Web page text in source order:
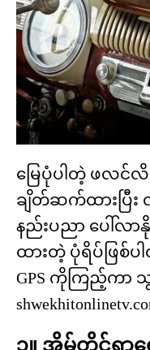
မြေပုံပါတဲ့ ဖလင်
ချိတ်ဆက်ထားပြီး
နည်းပညာ ပေါ်လာ
ထားတဲ့ ပုံရိပ်ဖြစ်
GPS ကိုကြည့်ကာ သွ
၃။ အိမ်တိုင်ရာရ